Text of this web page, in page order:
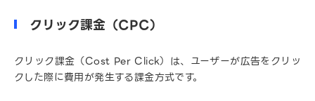
クリック課金（CPC）
クリック課金（Cost Per Click）は、ユーザーが広告をクリッ
クした際に費用が発生する課金方式です。